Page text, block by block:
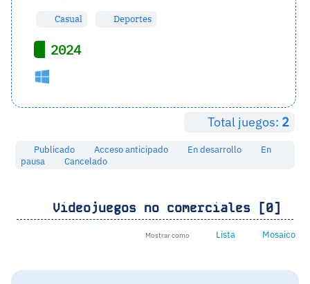
Casual Deportes
2024
Total juegos: 2
Publicado Acceso anticipado En desarrollo
En
pausa
Cancelado
Videojuegos no comerciales [0]
Mostrar como Lista Mosaico